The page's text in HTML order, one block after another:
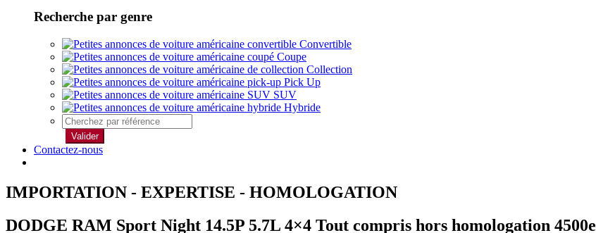
Recherche par genre
Convertible
Coupe
Collection
Pick Up
SUV
Hybride
Valider
Contactez-nous
IMPORTATION - EXPERTISE - HOMOLOGATION
DODGE RAM Sport Night 14.5P 5.7L 4×4 Tout compris hors homologation 4500e